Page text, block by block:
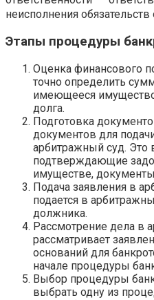
неисполнения
Этапы процедуры
Оценка финансового
точно определить
имеющееся
долга.
Подготовка
документов для
арбитражный суд. Это
подтверждающие
имуществе,
Подача заявления в
подается в
должника.
Рассмотрение дела в
рассматривает
оснований для
начале процедуры
Выбор процедуры
выбрать одну из